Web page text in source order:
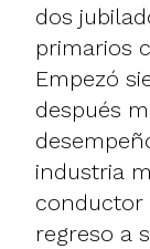
dos
primarios
Empezó
después
industria
conductor
regreso a